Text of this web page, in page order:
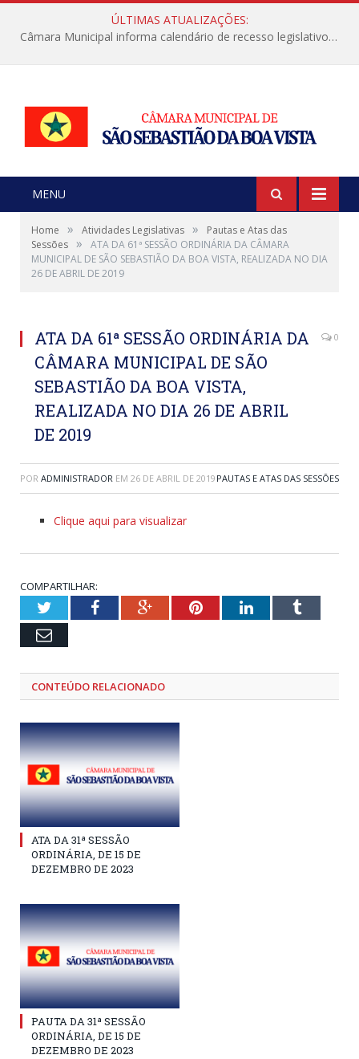
ÚLTIMAS ATUALIZAÇÕES:
Câmara Municipal informa calendário de recesso legislativo de julho
MENU
Home » Atividades Legislativas »
Pautas e Atas das
Sessões »
ATA DA 61ª SESSÃO ORDINÁRIA DA CÂMARA
MUNICIPAL DE SÃO SEBASTIÃO DA BOA VISTA, REALIZADA NO DIA
26 DE ABRIL DE 2019
ATA DA 61ª SESSÃO ORDINÁRIA DA
CÂMARA MUNICIPAL DE SÃO
SEBASTIÃO DA BOA VISTA,
REALIZADA NO DIA 26 DE ABRIL
DE 2019
0
POR ADMINISTRADOR EM 26 DE ABRIL DE 2019 PAUTAS E ATAS DAS SESSÕES
Clique aqui para visualizar
COMPARTILHAR:
TwitterFacebookGoogle+PinterestLinkedInTumblr
Email
CONTEÚDO RELACIONADO
ATA DA 31ª SESSÃO
ORDINÁRIA, DE 15 DE
DEZEMBRO DE 2023
PAUTA DA 31ª SESSÃO
ORDINÁRIA, DE 15 DE
DEZEMBRO DE 2023